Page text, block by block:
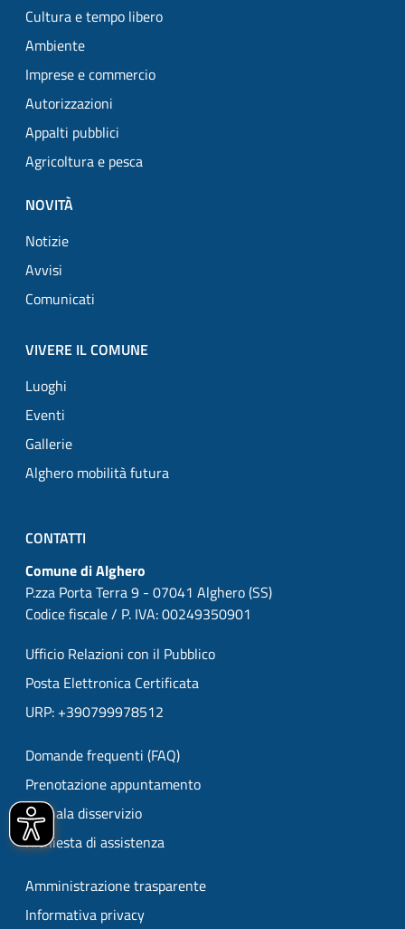
Cultura e tempo libero
Ambiente
Imprese e commercio
Autorizzazioni
Appalti pubblici
Agricoltura e pesca
NOVITÀ
Notizie
Avvisi
Comunicati
VIVERE IL COMUNE
Luoghi
Eventi
Gallerie
Alghero mobilità futura
CONTATTI
Comune di Alghero
P.zza Porta Terra 9 - 07041 Alghero (SS)
Codice fiscale / P. IVA: 00249350901
Ufficio Relazioni con il Pubblico
Posta Elettronica Certificata
URP: +390799978512
Domande frequenti (FAQ)
Prenotazione appuntamento
Segnala disservizio
Richiesta di assistenza
Amministrazione trasparente
Informativa privacy